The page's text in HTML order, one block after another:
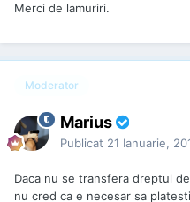
Merci de lamuriri.
Moderator
Marius
Publicat 21 Ianuarie,
Daca nu se transfera dreptul
nu cred ca e necesar sa